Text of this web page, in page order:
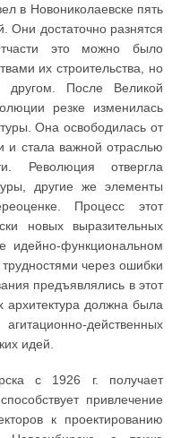
в Новониколаевске пять
Они достаточно разнятся
это можно было
их строительства, но
После Великой
резке изменилась
Она освободилась от
и стала важной отраслью
Революция отвергла
другие же элементы
Процесс этот
новых выразительных
функциональном
через ошибки
предъявлялись в этот
должна была
действенных
идей.
с 1926 г. получает
привлечение
к проектированию